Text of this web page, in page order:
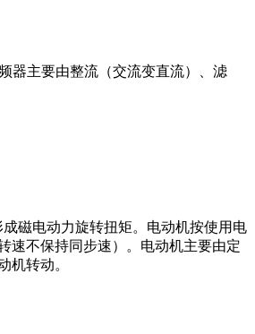
器主要由整流（交流变直流）、滤
磁电动力旋转扭矩。电动机按使用电
速不保持同步速）。电动机主要由定
机转动。